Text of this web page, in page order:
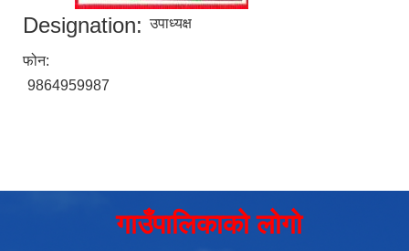
Designation: उपाध्यक्ष
फोन:
9864959987
गाउँपालिकाको लोगो